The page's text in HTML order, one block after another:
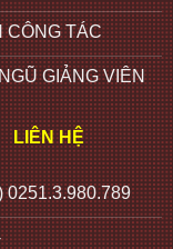
CÔNG TÁC
GIẢNG VIÊN
LIÊN HỆ
0251.3.980.789